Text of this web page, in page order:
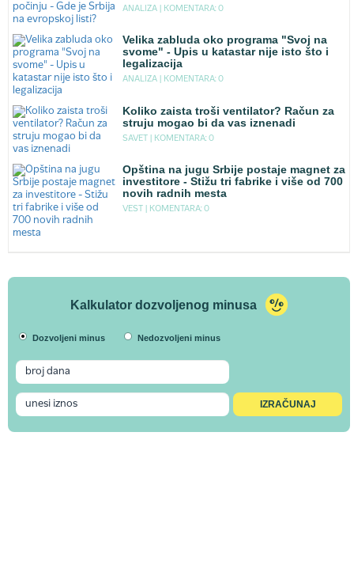
ANALIZA | KOMENTARA: 0
Velika zabluda oko programa "Svoj na
svome" - Upis u katastar nije isto što i
legalizacija
ANALIZA | KOMENTARA: 0
Koliko zaista troši ventilator? Račun za
struju mogao bi da vas iznenadi
SAVET | KOMENTARA: 0
Opština na jugu Srbije postaje magnet za
investitore - Stižu tri fabrike i više od 700
novih radnih mesta
VEST | KOMENTARA: 0
Kalkulator dozvoljenog minusa
Dozvoljeni minus Nedozvoljeni minus